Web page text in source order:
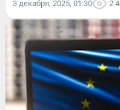
3 декабря, 2025, 01:30 2